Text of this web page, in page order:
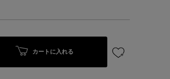
カートに入れる